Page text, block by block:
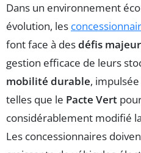
Dans un environnement
évolution, les
font face à desdéfis
gestion efficace de leurs
mobilité durable,
telles que le Pacte Vert
considérablement modifié
Les concessionnaires